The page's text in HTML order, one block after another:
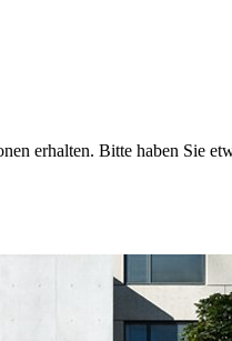
erhalten. Bitte haben Sie